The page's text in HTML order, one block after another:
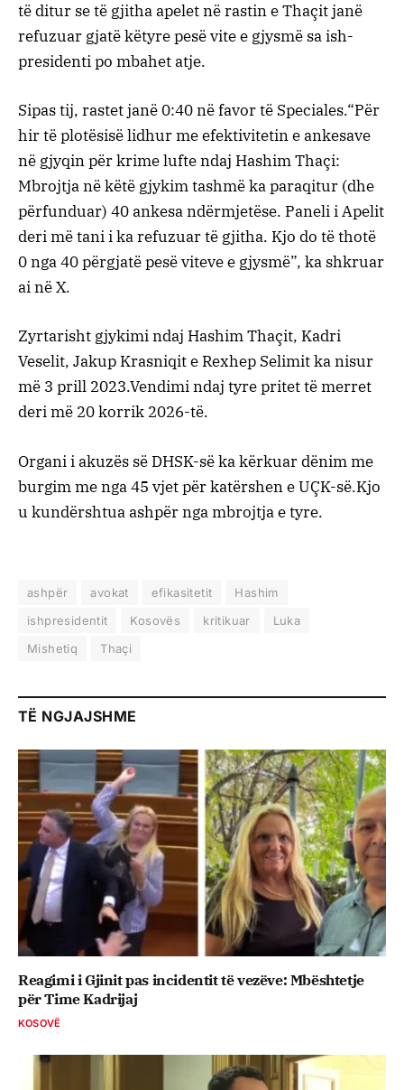
të ditur se të gjitha apelet në rastin e Thaçit janë
refuzuar gjatë këtyre pesë vite e gjysmë sa ish-
presidenti po mbahet atje.
Sipas tij, rastet janë 0:40 në favor të Speciales.“Për
hir të plotësisë lidhur me efektivitetin e ankesave
në gjyqin për krime lufte ndaj Hashim Thaçi:
Mbrojtja në këtë gjykim tashmë ka paraqitur (dhe
përfunduar) 40 ankesa ndërmjetëse. Paneli i Apelit
deri më tani i ka refuzuar të gjitha. Kjo do të thotë
0 nga 40 përgjatë pesë viteve e gjysmë”, ka shkruar
ai në X.
Zyrtarisht gjykimi ndaj Hashim Thaçit, Kadri
Veselit, Jakup Krasniqit e Rexhep Selimit ka nisur
më 3 prill 2023.Vendimi ndaj tyre pritet të merret
deri më 20 korrik 2026-të.
Organi i akuzës së DHSK-së ka kërkuar dënim me
burgim me nga 45 vjet për katërshen e UÇK-së.Kjo
u kundërshtua ashpër nga mbrojtja e tyre.
ashpër avokat efikasitetit
Hashim
ishpresidentit
Kosovës kritikuar
Luka
Mishetiq
Thaçi
TË NGJAJSHME
Reagimi i Gjinit pas incidentit të vezëve: Mbështetje
për Time Kadrijaj
KOSOVË